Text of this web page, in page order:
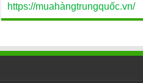
https://muahàngtrungquốc.vn/